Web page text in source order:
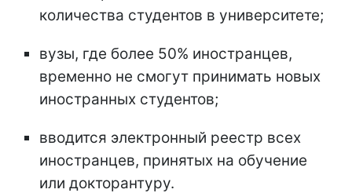
количества студентов в университете;
вузы, где более 50% иностранцев,
временно не смогут принимать новых
иностранных студентов;
вводится электронный реестр всех
иностранцев, принятых на обучение
или докторантуру.